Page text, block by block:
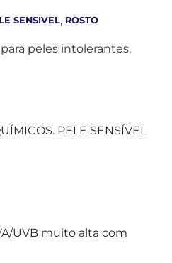
SENSIVEL, ROSTO
peles intolerantes.
PELE SENSÍVEL
UVB muito alta com